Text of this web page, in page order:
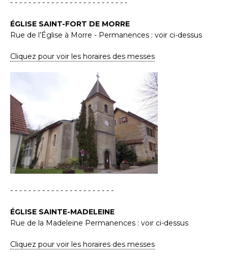
- - - - - - - - - - - - - - - - - - - - - - - - - -
ÉGLISE SAINT-FORT DE MORRE
Rue de l’Église à Morre - Permanences : voir ci-dessus
Cliquez pour voir les horaires des messes
- - - - - - - - - - - - - - - - - - - - - - -
ÉGLISE SAINTE-MADELEINE
Rue de la Madeleine Permanences : voir ci-dessus
Cliquez pour voir les horaires des messes